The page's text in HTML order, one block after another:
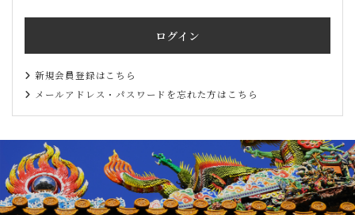
ログイン
新規会員登録はこちら
メールアドレス・パスワードを忘れた方はこちら